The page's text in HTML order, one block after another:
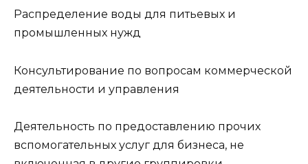
Распределение воды для питьевых и
промышленных нужд
Консультирование по вопросам коммерческой
деятельности и управления
Деятельность по предоставлению прочих
вспомогательных услуг для бизнеса, не